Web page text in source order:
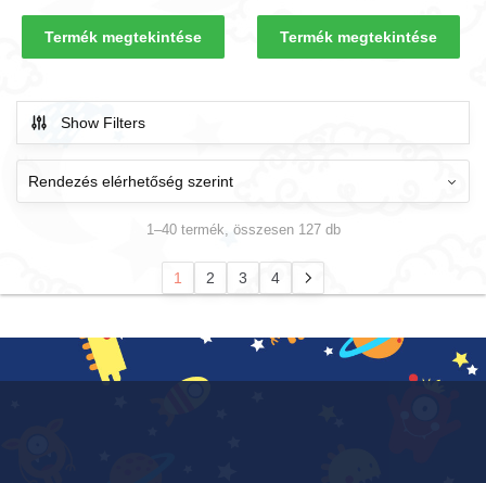
Termék megtekintése Termék megtekintése
Show Filters
1–40 termék, összesen 127 db
1 2 3 4